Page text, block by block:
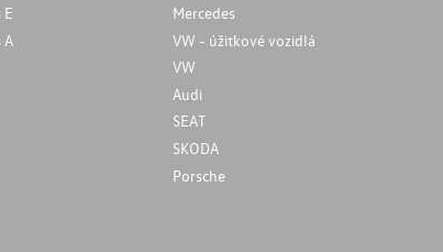
A
Mercedes
VW - úžitkové vozidlá
VW
Audi
SEAT
SKODA
Porsche